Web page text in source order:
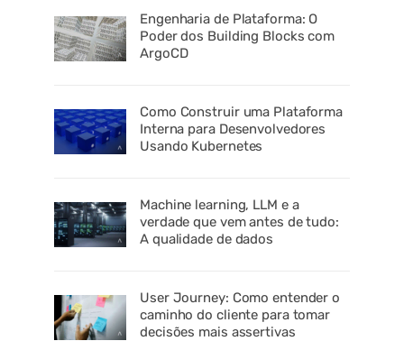
Engenharia de Plataforma: O
Poder dos Building Blocks com
ArgoCD
Como Construir uma Plataforma
Interna para Desenvolvedores
Usando Kubernetes
Machine learning, LLM e a
verdade que vem antes de tudo:
A qualidade de dados
User Journey: Como entender o
caminho do cliente para tomar
decisões mais assertivas